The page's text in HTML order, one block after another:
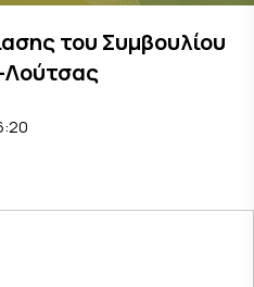
του Συμβουλίου
Λούτσας